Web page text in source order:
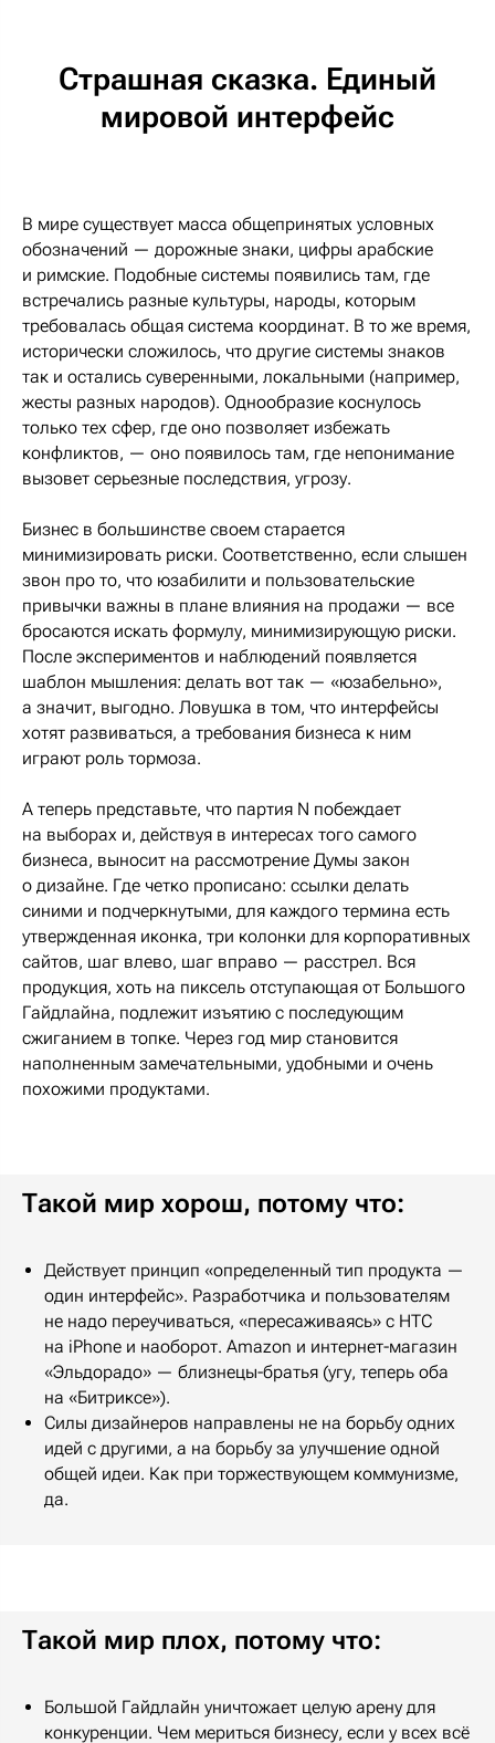
Страшная сказка. Единый
мировой интерфейс
В мире существует масса общепринятых условных
обозначений — дорожные знаки, цифры арабские
и римские. Подобные системы появились там, где
встречались разные культуры, народы, которым
требовалась общая система координат. В то же время,
исторически сложилось, что другие системы знаков
так и остались суверенными, локальными (например,
жесты разных народов). Однообразие коснулось
только тех сфер, где оно позволяет избежать
конфликтов, — оно появилось там, где непонимание
вызовет серьезные последствия, угрозу.
Бизнес в большинстве своем старается
минимизировать риски. Соответственно, если слышен
звон про то, что юзабилити и пользовательские
привычки важны в плане влияния на продажи — все
бросаются искать формулу, минимизирующую риски.
После экспериментов и наблюдений появляется
шаблон мышления: делать вот так — «юзабельно»,
а значит, выгодно. Ловушка в том, что интерфейсы
хотят развиваться, а требования бизнеса к ним
играют роль тормоза.
А теперь представьте, что партия N побеждает
на выборах и, действуя в интересах того самого
бизнеса, выносит на рассмотрение Думы закон
о дизайне. Где четко прописано: ссылки делать
синими и подчеркнутыми, для каждого термина есть
утвержденная иконка, три колонки для корпоративных
сайтов, шаг влево, шаг вправо — расстрел. Вся
продукция, хоть на пиксель отступающая от Большого
Гайдлайна, подлежит изъятию с последующим
сжиганием в топке. Через год мир становится
наполненным замечательными, удобными и очень
похожими продуктами.
Такой мир хорош, потому что:
Действует принцип «определенный тип продукта —
один интерфейс». Разработчика и пользователям
не надо переучиваться, «пересаживаясь» с HTC
на iPhone и наоборот. Amazon и интернет-магазин
«Эльдорадо» — близнецы-братья (угу, теперь оба
на «Битриксе»).
Силы дизайнеров направлены не на борьбу одних
идей с другими, а на борьбу за улучшение одной
общей идеи. Как при торжествующем коммунизме,
да.
Такой мир плох, потому что:
Большой Гайдлайн уничтожает целую арену для
конкуренции. Чем мериться бизнесу, если у всех всё